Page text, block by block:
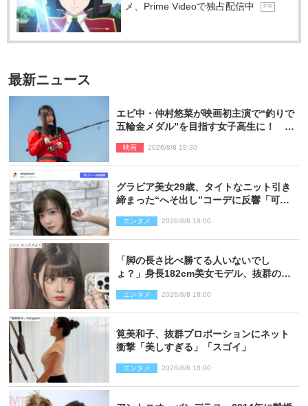
メ、Prime Videoで独占配信中
P R
最新ニュース
エビ中・仲村悠菜が映画初主演で“釣りで
五輪金メダル”を目指す女子高生に！ 映
映画 2026/8/8 19:30
グラビア美女29歳、タイトなニット引き
締まった“へそ出し”コーデに反響「可愛
エンタメ 2026/8/8 18:00
「脚の長さ比べ勝てる人いないでし
ょ？」身長182cm美女モデル、抜群のプ
エンタメ 2026/8/8 18:00
筧美和子、抜群プロポーションにネット
衝撃「美しすぎる」「スゴイ」
エンタメ 2026/8/8 18:00